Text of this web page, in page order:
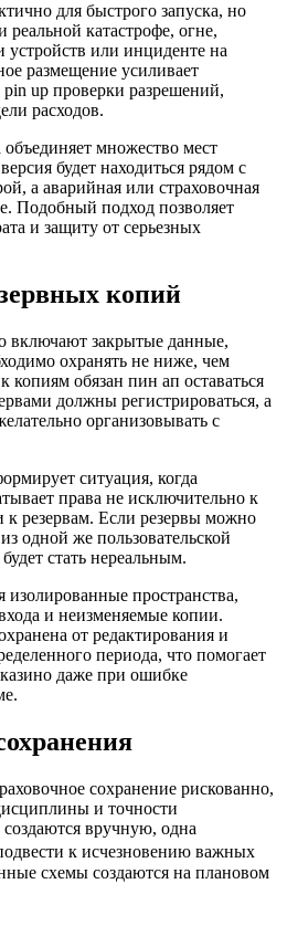
для быстрого запуска, но
катастрофе, огне,
или инциденте на
размещение усиливает
up проверки разрешений,
расходов.
объединяет множество мест
будет находиться рядом с
а аварийная или страховочная
Подобный подход позволяет
и защиту от серьезных
копий
включают закрытые данные,
охранять не ниже, чем
копиям обязан пин ап оставаться
должны регистрироваться, а
организовывать с
ситуация, когда
права не исключительно к
резервам. Если резервы можно
одной же пользовательской
стать нереальным.
изолированные пространства,
и неизменяемые копии.
от редактирования и
периода, что помогает
даже при ошибке
сохранение рискованно,
и точности
вручную, одна
к исчезновению важных
схемы создаются на плановом